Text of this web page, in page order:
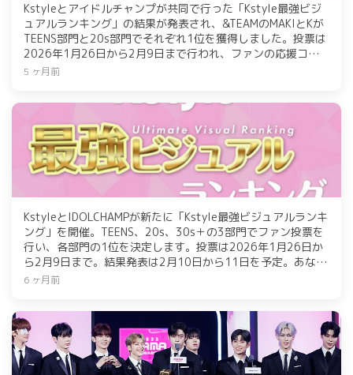
Kstyleとアイドルチャンプが共同で行った「Kstyle最強ビジ
ュアルランキング」の結果が発表され、&TEAMのMAKIとKが
TEENS部門と20s部門でそれぞれ1位を獲得しました。投票は
2026年1月26日から2月9日まで行われ、ファンの応援コメ
ントが寄せられました。1位のアイドルにはオリジナルトロフ
5 ヶ月前
KstyleとIDOLCHAMPが新たに「Kstyle最強ビジュアルランキ
ング」を開催。TEENS、20s、30s＋の3部門でファン投票を
行い、各部門の1位を決定します。投票は2026年1月26日か
ら2月9日まで。結果発表は2月10日から11日を予定。あなた
の推しアイドルに投票して、最強ビジュアルを決めましょ
6 ヶ月前